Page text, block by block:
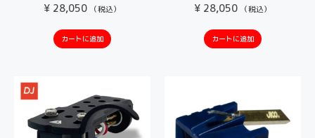
¥ 28,050 （税込）
カートに追加
¥ 28,050 （税込）
カートに追加